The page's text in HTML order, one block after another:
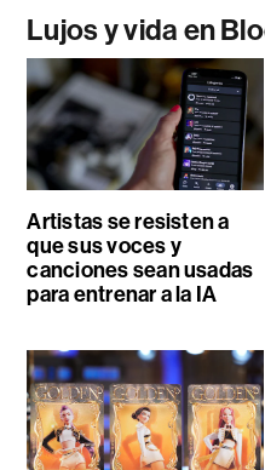
Lujos y vida en
Artistas se resisten a
que sus voces y
canciones sean usadas
para entrenar a la IA